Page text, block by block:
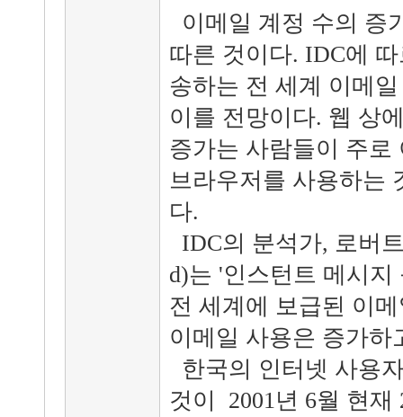
이메일 계정 수의 증
따른 것이다. IDC에
송하는 전 세계 이메
이를 전망이다. 웹 상
증가는 사람들이 주로
브라우저를 사용하는
다.
IDC의 분석가, 로버
d)는 '인스턴트 메시
전 세계에 보급된 이
이메일 사용은 증가하
한국의 인터넷 사용
것이 2001년 6월 현재